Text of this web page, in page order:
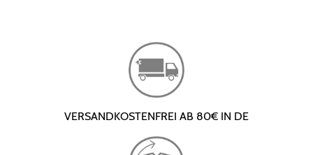
VERSANDKOSTENFREI AB 80€ IN DE